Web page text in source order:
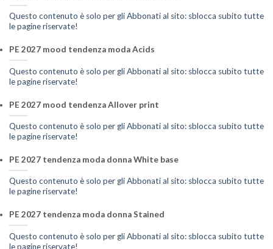
Questo contenuto è solo per gli Abbonati al sito: sblocca subito tutte
le pagine riservate!
PE 2027 mood tendenza moda Acids
Questo contenuto è solo per gli Abbonati al sito: sblocca subito tutte
le pagine riservate!
PE 2027 mood tendenza Allover print
Questo contenuto è solo per gli Abbonati al sito: sblocca subito tutte
le pagine riservate!
PE 2027 tendenza moda donna White base
Questo contenuto è solo per gli Abbonati al sito: sblocca subito tutte
le pagine riservate!
PE 2027 tendenza moda donna Stained
Questo contenuto è solo per gli Abbonati al sito: sblocca subito tutte
le pagine riservate!